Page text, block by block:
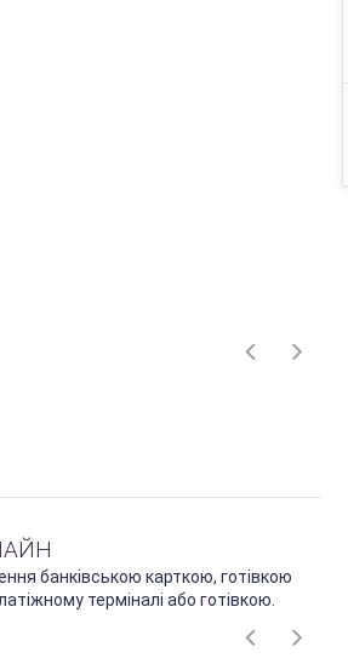
банківською карткою, готівкою
терміналі або готівкою.